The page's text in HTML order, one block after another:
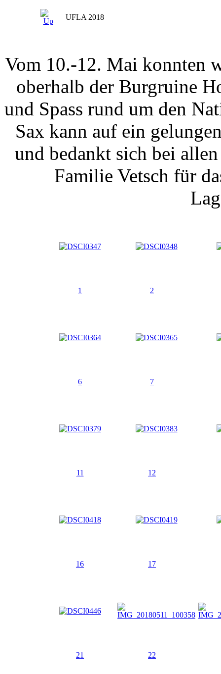
UFLA 2018
Vom 10.-12. Mai konnten
oberhalb der Burgruine
und Spass rund um den
Sax kann auf ein
und bedankt sich bei
Familie Vetsch für
1 2
6 7
11 12
16 17
21 22